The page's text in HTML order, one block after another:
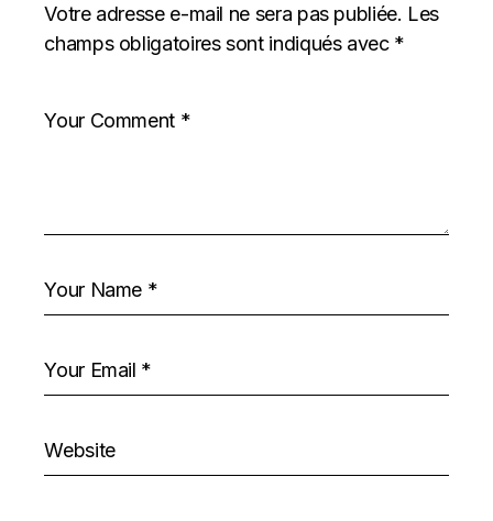
Votre adresse e-mail ne sera pas publiée. Les
champs obligatoires sont indiqués avec *